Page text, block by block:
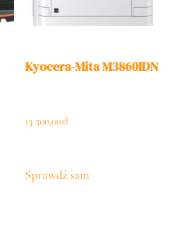
Kyocera-Mita M3860IDN
13 500,00zł
Sprawdź sam